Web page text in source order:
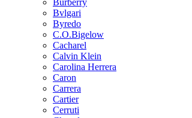
Burberry
Bvlgari
Byredo
C.O.Bigelow
Cacharel
Calvin Klein
Carolina Herrera
Caron
Carrera
Cartier
Cerruti